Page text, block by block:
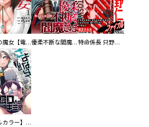
復讐の魔女【電子単行本版】 優柔不断な閻魔さま 特命係長 只野仁ファイナル 愛蔵版
【フルカラー】さよなら、私の大好きな１０００人のキミ。